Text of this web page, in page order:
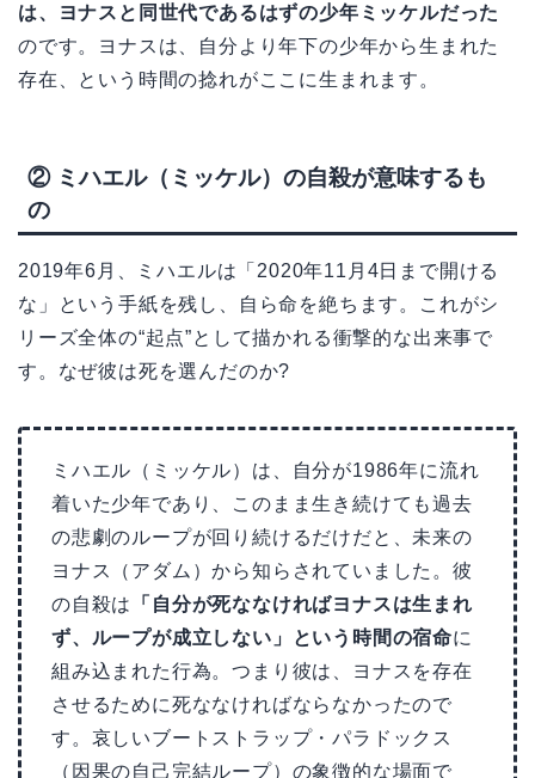
は、ヨナスと同世代であるはずの少年ミッケルだった
のです。ヨナスは、自分より年下の少年から生まれた
存在、という時間の捻れがここに生まれます。
② ミハエル（ミッケル）の自殺が意味するも
の
2019年6月、ミハエルは「2020年11月4日まで開ける
な」という手紙を残し、自ら命を絶ちます。これがシ
リーズ全体の“起点”として描かれる衝撃的な出来事で
す。なぜ彼は死を選んだのか?
ミハエル（ミッケル）は、自分が1986年に流れ
着いた少年であり、このまま生き続けても過去
の悲劇のループが回り続けるだけだと、未来の
ヨナス（アダム）から知らされていました。彼
の自殺は
「自分が死ななければヨナスは生まれ
ず、ループが成立しない」という時間の宿命に
組み込まれた行為。つまり彼は、ヨナスを存在
させるために死ななければならなかったので
す。哀しいブートストラップ・パラドックス
（因果の自己完結ループ）の象徴的な場面で